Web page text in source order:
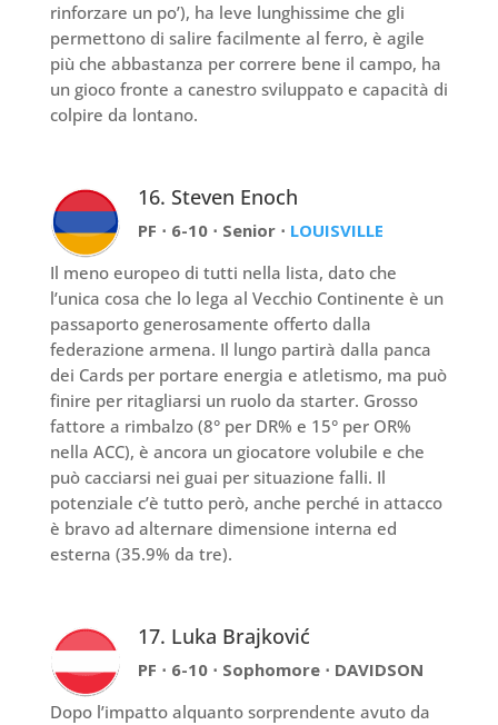
rinforzare un po’), ha leve lunghissime che gli
permettono di salire facilmente al ferro, è agile
più che abbastanza per correre bene il campo, ha
un gioco fronte a canestro sviluppato e capacità di
colpire da lontano.
16. Steven Enoch
PF ⋅ 6-10 ⋅ Senior ⋅ LOUISVILLE
Il meno europeo di tutti nella lista, dato che
l’unica cosa che lo lega al Vecchio Continente è un
passaporto generosamente offerto dalla
federazione armena. Il lungo partirà dalla panca
dei Cards per portare energia e atletismo, ma può
finire per ritagliarsi un ruolo da starter. Grosso
fattore a rimbalzo (8° per DR% e 15° per OR%
nella ACC), è ancora un giocatore volubile e che
può cacciarsi nei guai per situazione falli. Il
potenziale c’è tutto però, anche perché in attacco
è bravo ad alternare dimensione interna ed
esterna (35.9% da tre).
17. Luka Brajković
PF ⋅ 6-10 ⋅ Sophomore ⋅ DAVIDSON
Dopo l’impatto alquanto sorprendente avuto da